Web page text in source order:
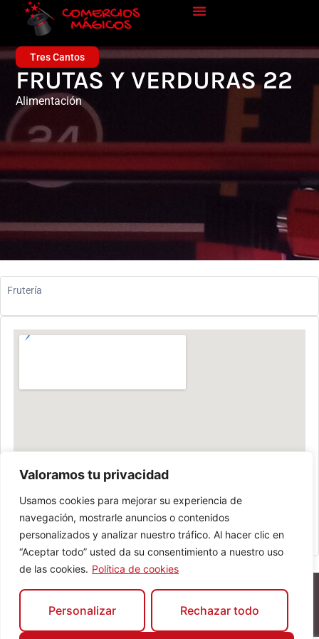
Valoramos tu privacidad
Usamos cookies para mejorar su experiencia de
navegación, mostrarle anuncios o contenidos
personalizados y analizar nuestro tráfico. Al hacer clic en
“Aceptar todo” usted da su consentimiento a nuestro uso
de las cookies. Política de cookies
Personalizar Rechazar todo
Tres Cantos
FRUTAS Y VERDURAS 22
Alimentación
Frutería